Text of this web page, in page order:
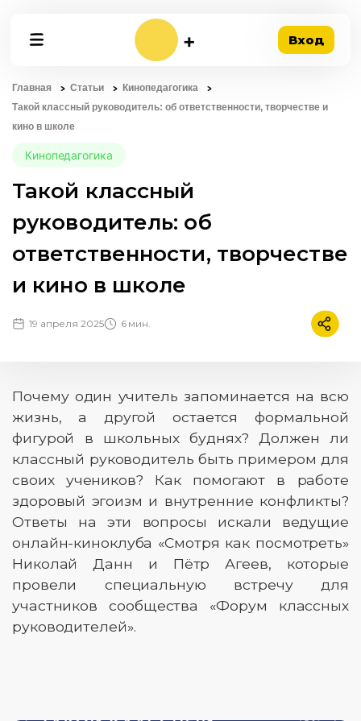
Вход
Главная Статьи
Кинопедагогика
Такой классный руководитель: об ответственности, творчестве и
кино в школе
Кинопедагогика
Такой классный
руководитель: об
ответственности, творчестве
и кино в школе
19 апреля 2025 6 мин.
Почему один учитель запоминается на всю
жизнь, а другой остается формальной
фигурой в школьных буднях? Должен ли
классный руководитель быть примером для
своих учеников? Как помогают в работе
здоровый эгоизм и внутренние конфликты?
Ответы на эти вопросы искали ведущие
онлайн-киноклуба «Смотря как посмотреть»
Николай Данн и Пётр Агеев, которые
провели специальную встречу для
участников сообщества «Форум классных
руководителей».